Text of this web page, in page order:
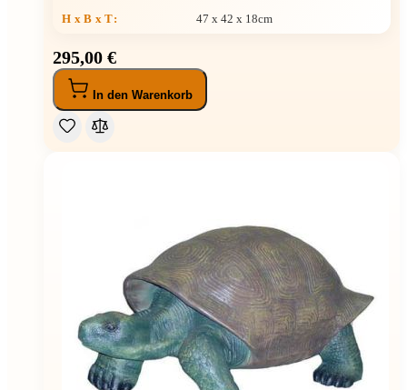
H x B x T: 47 x 42 x 18cm
295,00 €
In den Warenkorb